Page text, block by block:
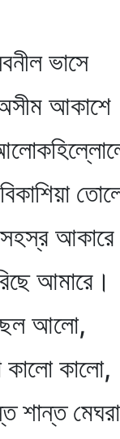
ভাসে
সহস্র আকারে
আমারে।
আলো,
কালো কালো,
শান্ত